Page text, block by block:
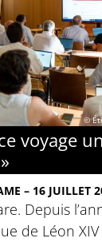
©
voyage
– 16 JUILLET
Depuis
de Léon